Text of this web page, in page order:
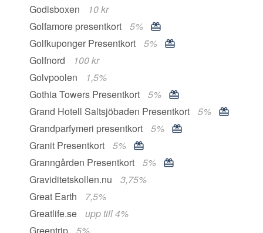
Godisboxen
10 kr
Golfamore presentkort
5%
Golfkuponger Presentkort
5%
Golfnord
100 kr
Golvpoolen
1,5%
Gothia Towers Presentkort
5%
Grand Hotell Saltsjöbaden Presentkort
5%
Grandparfymeri presentkort
5%
Granit Presentkort
5%
Granngården Presentkort
5%
Graviditetskollen.nu
3,75%
Great Earth
7,5%
Greatlife.se
upp till 4%